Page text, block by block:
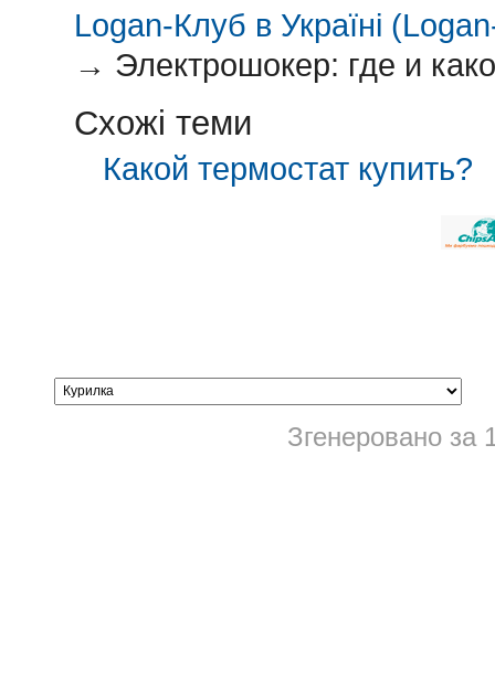
Logan-Клуб в Україні
→ Электрошокер: где и
Схожі теми
Какой термостат купить?
Згенеровано за